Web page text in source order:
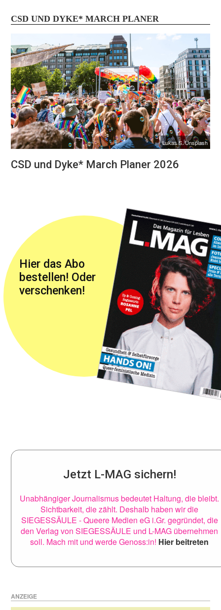
CSD UND DYKE* MARCH PLANER
Lukas S./Unsplash
CSD und Dyke* March Planer 2026
Hier das Abo
bestellen! Oder
verschenken!
Jetzt L-MAG sichern!
Unabhängiger Journalismus bedeutet Haltung, die bleibt.
Sichtbarkeit, die zählt. Deshalb haben wir die
SIEGESSÄULE - Queere Medien eG i.Gr. gegründet, die
den Verlag von SIEGESSÄULE und L-MAG übernehmen
soll. Mach mit und werde Genoss:in! Hier beitreten
ANZEIGE